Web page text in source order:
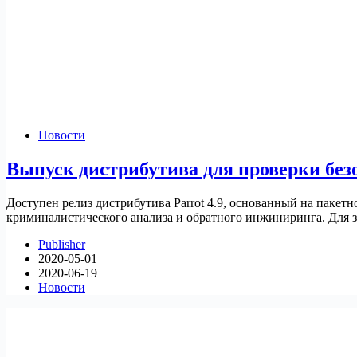
Новости
Выпуск дистрибутива для проверки
Доступен релиз дистрибутива Parrot 4.9, основанный на
криминалистического анализа и обратного инжиниринга.
Publisher
2020-05-01
2020-06-19
Новости